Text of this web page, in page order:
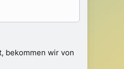
bekommen wir von